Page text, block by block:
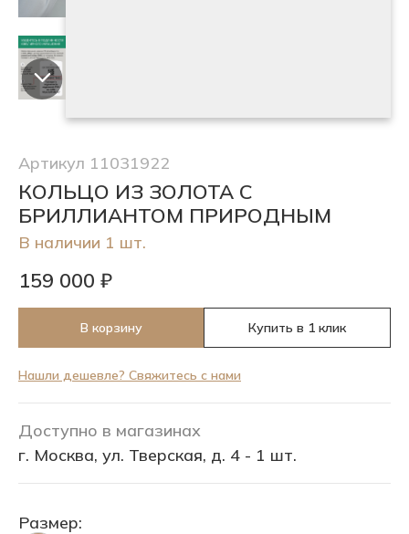
Артикул 11031922
КОЛЬЦО ИЗ ЗОЛОТА С
БРИЛЛИАНТОМ ПРИРОДНЫМ
В наличии 1 шт.
159 000 ₽
В корзину Купить в 1 клик
Нашли дешевле? Свяжитесь с нами
Доступно в магазинах
г. Москва, ул. Тверская, д. 4 - 1 шт.
Размер: